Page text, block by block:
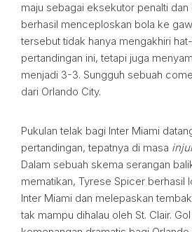
maju sebagai eksekutor penalti dan
berhasil menceploskan bola ke
tersebut tidak hanya mengakhiri
pertandingan ini, tetapi juga
menjadi 3-3. Sungguh sebuah
dari Orlando City.
Pukulan telak bagi Inter Miami
pertandingan, tepatnya di masa
Dalam sebuah skema serangan
mematikan, Tyrese Spicer berhasil
Inter Miami dan melepaskan
tak mampu dihalau oleh St. Clair.